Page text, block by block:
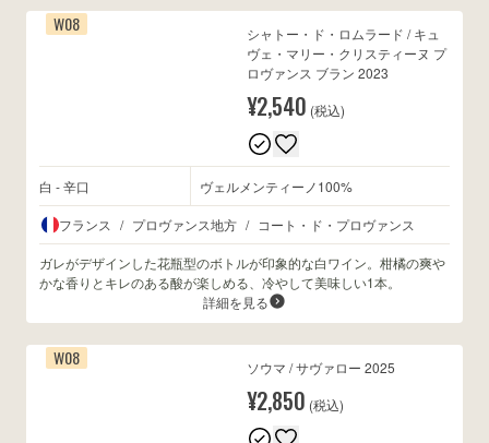
W08
シャトー・ド・ロムラード / キュ
ヴェ・マリー・クリスティーヌ プ
ロヴァンス ブラン 2023
¥2,540 (税込)
白 - 辛口 ヴェルメンティーノ100%
フランス / プロヴァンス地方 / コート・ド・プロヴァンス
ガレがデザインした花瓶型のボトルが印象的な白ワイン。柑橘の爽や
かな香りとキレのある酸が楽しめる、冷やして美味しい1本。
詳細を見る
W08 ソウマ / サヴァロー 2025
¥2,850 (税込)